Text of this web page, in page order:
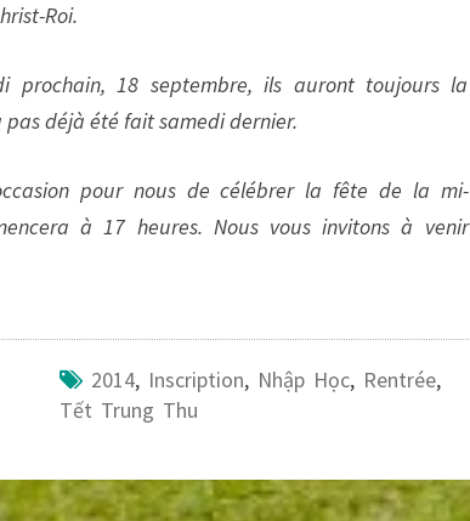
Roi.
prochain, 18 septembre, ils auront toujours la
pas déjà été fait samedi dernier.
pour nous de célébrer la fête de la mi-
à 17 heures. Nous vous invitons à venir
2014, Inscription, Nhập Học, Rentrée,
Tết Trung Thu